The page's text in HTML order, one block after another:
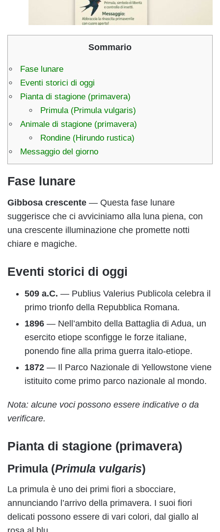
Sommario
Fase lunare
Eventi storici di oggi
Pianta di stagione (primavera)
Primula (Primula vulgaris)
Animale di stagione (primavera)
Rondine (Hirundo rustica)
Messaggio del giorno
Fase lunare
Gibbosa crescente — Questa fase lunare
suggerisce che ci avviciniamo alla luna piena, con
una crescente illuminazione che promette notti
chiare e magiche.
Eventi storici di oggi
509 a.C. — Publius Valerius Publicola celebra il
primo trionfo della Repubblica Romana.
1896 — Nell’ambito della Battaglia di Adua, un
esercito etiope sconfigge le forze italiane,
ponendo fine alla prima guerra italo-etiope.
1872 — Il Parco Nazionale di Yellowstone viene
istituito come primo parco nazionale al mondo.
Nota: alcune voci possono essere indicative o da
verificare.
Pianta di stagione (primavera)
Primula (Primula vulgaris)
La primula è uno dei primi fiori a sbocciare,
annunciando l’arrivo della primavera. I suoi fiori
delicati possono essere di vari colori, dal giallo al